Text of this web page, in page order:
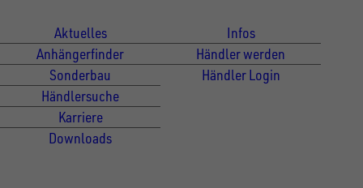
Aktuelles
Anhängerfinder
Sonderbau
Händlersuche
Karriere
Downloads
Infos
Händler werden
Händler Login